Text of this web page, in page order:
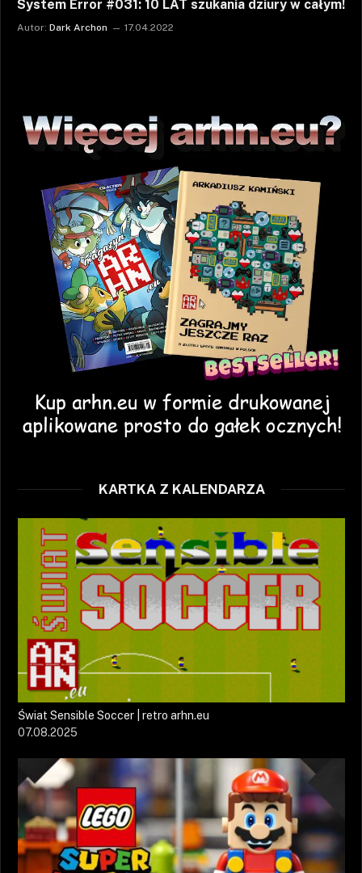
System Error #031: 10 LAT szukania dziury w całym!
Autor: Dark Archon 17.04.2022
KARTKA Z KALENDARZA
Świat Sensible Soccer | retro arhn.eu
07.08.2025